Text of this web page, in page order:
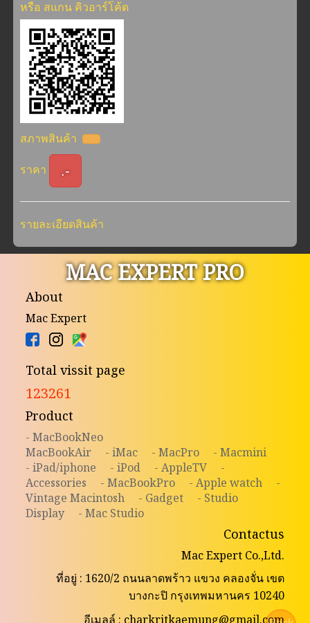
หรือ สแกน คิวอาร์โค้ด
สภาพสินค้า
ราคา .-
รายละเอียดสินค้า
MAC EXPERT PRO
About
Mac Expert
Total vissit page
123261
Product
- MacBookNeo
MacBookAir
- iMac - MacPro
- Macmini
- iPad/iphone
- iPod - AppleTV
-
Accessories
- MacBookPro - Apple watch
-
Vintage Macintosh
- Gadget
- Studio
Display
- Mac Studio
Contactus
Mac Expert Co.,Ltd.
ที่อยู่ : 1620/2 ถนนลาดพร้าว แขวง คลองจั่น เขต
บางกะปิ กรุงเทพมหานคร 10240
อีเมลล์ : charkritkaemung@gmail.com